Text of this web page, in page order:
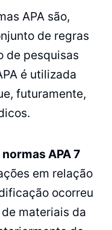
APA são,
de regras
de pesquisas
é utilizada
futuramente,
normas APA 7
em relação
ocorreu
materiais da